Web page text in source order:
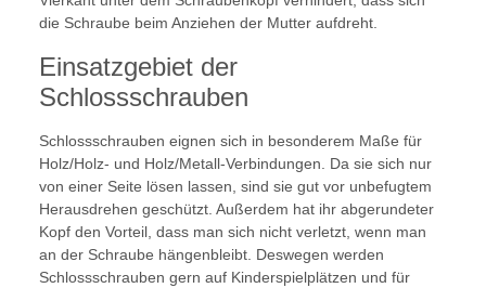
die Schraube beim Anziehen der Mutter aufdreht.
Einsatzgebiet der
Schlossschrauben
Schlossschrauben eignen sich in besonderem Maße für
Holz/Holz- und Holz/Metall-Verbindungen. Da sie sich nur
von einer Seite lösen lassen, sind sie gut vor unbefugtem
Herausdrehen geschützt. Außerdem hat ihr abgerundeter
Kopf den Vorteil, dass man sich nicht verletzt, wenn man
an der Schraube hängenbleibt. Deswegen werden
Schlossschrauben gern auf Kinderspielplätzen und für